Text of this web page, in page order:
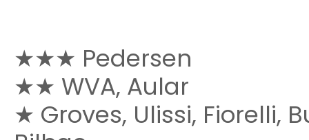
★★★ Pedersen
★★ WVA, Aular
★ Groves, Ulissi, Fiorelli,